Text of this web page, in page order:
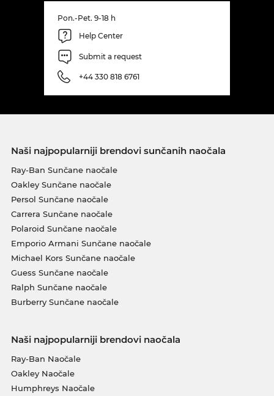
Pon.-Pet. 9-18 h
Help Center
Submit a request
+44 330 818 6761
Naši najpopularniji brendovi sunčanih naočala
Ray-Ban Sunčane naočale
Oakley Sunčane naočale
Persol Sunčane naočale
Carrera Sunčane naočale
Polaroid Sunčane naočale
Emporio Armani Sunčane naočale
Michael Kors Sunčane naočale
Guess Sunčane naočale
Ralph Sunčane naočale
Burberry Sunčane naočale
Naši najpopularniji brendovi naočala
Ray-Ban Naočale
Oakley Naočale
Humphreys Naočale